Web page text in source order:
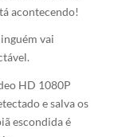
acontecendo!
vai
HD 1080P
e salva os
escondida é